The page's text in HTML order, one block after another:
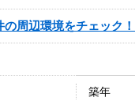
周辺環境をチェック！
築年